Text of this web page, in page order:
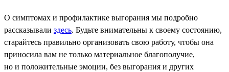
О симптомах и профилактике выгорания мы подробно
рассказывали здесь. Будьте внимательны к своему состоянию,
старайтесь правильно организовать свою работу, чтобы она
приносила вам не только материальное благополучие,
но и положительные эмоции, без выгорания и других